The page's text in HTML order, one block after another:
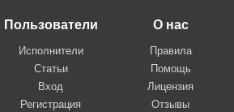
Пользователи
Исполнители
Статьи
Вход
Регистрация
О нас
Правила
Помощь
Лицензия
Отзывы